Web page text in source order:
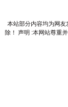
本站部分内容均为网
除！ 声明 :本网站尊重